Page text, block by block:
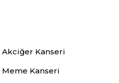
Akciğer Kanseri
Meme Kanseri